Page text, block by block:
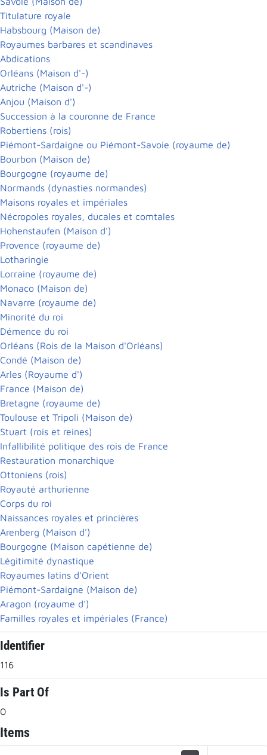
Titulature royale
Habsbourg (Maison de)
Royaumes barbares et scandinaves
Abdications
Orléans (Maison d'-)
Autriche (Maison d'-)
Anjou (Maison d')
Succession à la couronne de France
Robertiens (rois)
Piémont-Sardaigne ou Piémont-Savoie (royaume de)
Bourbon (Maison de)
Bourgogne (royaume de)
Normands (dynasties normandes)
Maisons royales et impériales
Nécropoles royales, ducales et comtales
Hohenstaufen (Maison d')
Provence (royaume de)
Lotharingie
Lorraine (royaume de)
Monaco (Maison de)
Navarre (royaume de)
Minorité du roi
Démence du roi
Orléans (Rois de la Maison d'Orléans)
Condé (Maison de)
Arles (Royaume d')
France (Maison de)
Bretagne (royaume de)
Toulouse et Tripoli (Maison de)
Stuart (rois et reines)
Infallibilité politique des rois de France
Restauration monarchique
Ottoniens (rois)
Royauté arthurienne
Corps du roi
Naissances royales et princières
Arenberg (Maison d')
Bourgogne (Maison capétienne de)
Légitimité dynastique
Royaumes latins d'Orient
Piémont-Sardaigne (Maison de)
Aragon (royaume d')
Familles royales et impériales (France)
Identifier
116
Is Part Of
0
Items